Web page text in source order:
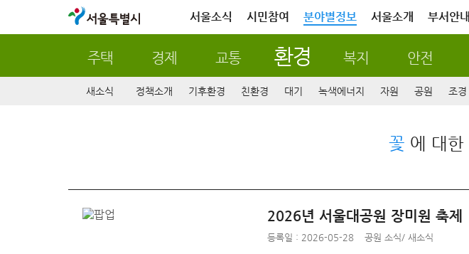
서울특별시 서울소식 시민참여 분야별정보 서울소개 부서안내
주택 경제 교통 환경 복지 안전
새소식 정책소개 기후환경 친환경 대기 녹색에너지 자원 공원 조경
꽃 에 대한
2026년 서울대공원 장미원 축제
등록일 : 2026-05-28 공원 소식/ 새소식